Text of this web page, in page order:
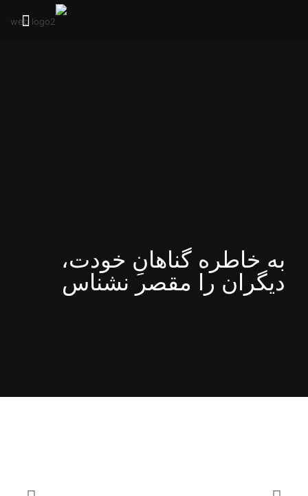
به خاطره گناهانِ خودت،
دیگران را مقصر نشناس